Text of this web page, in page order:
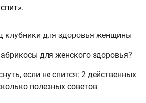
клубники для здоровья женщины
для женского здоровья?
если не спится: 2 действенных
полезных советов